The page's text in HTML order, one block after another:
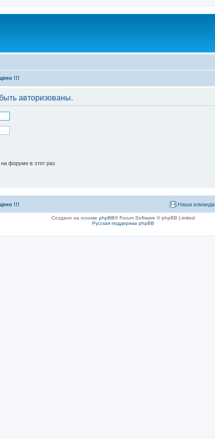
!!!
авторизованы.
форуме в этот раз
!!! Наша команда
Создано на основе phpBB® Forum Software © phpBB Limited
Русская поддержка phpBB